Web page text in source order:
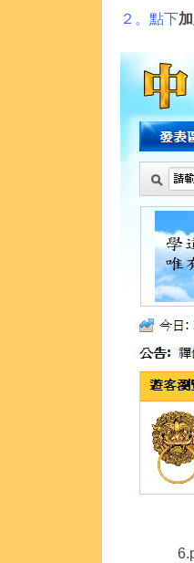
２。點下